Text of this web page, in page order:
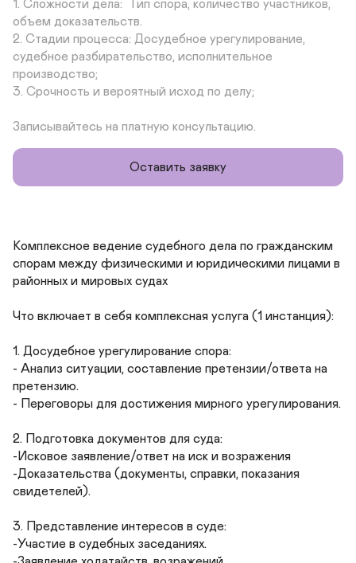
1. Сложности дела:  Тип спора, количество участников,
объем доказательств.
2. Стадии процесса: Досудебное урегулирование,
судебное разбирательство, исполнительное
производство;
3. Срочность и вероятный исход по делу;
Записывайтесь на платную консультацию.
Оставить заявку
Комплексное ведение судебного дела по гражданским
спорам между физическими и юридическими лицами в
районных и мировых судах
Что включает в себя комплексная услуга (1 инстанция):
1. Досудебное урегулирование спора:
- Анализ ситуации, составление претензии/ответа на
претензию.
- Переговоры для достижения мирного урегулирования.
2. Подготовка документов для суда:
-Исковое заявление/ответ на иск и возражения
-Доказательства (документы, справки, показания
свидетелей).
3. Представление интересов в суде:
-Участие в судебных заседаниях.